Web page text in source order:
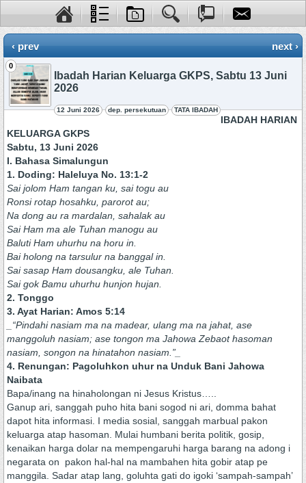
‹ prev next ›
0
Ibadah Harian Keluarga GKPS, Sabtu 13 Juni
2026
12 Juni 2026 dep. persekutuan TATA IBADAH
IBADAH HARIAN
KELUARGA GKPS
Sabtu, 13 Juni 2026
I. Bahasa Simalungun
1. Doding: Haleluya No. 13:1-2
Sai jolom Ham tangan ku, sai togu au
Ronsi rotap hosahku, parorot au;
Na dong au ra mardalan, sahalak au
Sai Ham ma ale Tuhan manogu au
Baluti Ham uhurhu na horu in.
Bai holong na tarsulur na banggal in.
Sai sasap Ham dousangku, ale Tuhan.
Sai gok Bamu uhurhu hunjon hujan.
2. Tonggo
3. Ayat Harian: Amos 5:14
_“Pindahi nasiam ma na madear, ulang ma na jahat, ase
manggoluh nasiam; ase tongon ma Jahowa Zebaot hasoman
nasiam, songon na hinatahon nasiam.”_
4. Renungan: Pagoluhkon uhur na Unduk Bani Jahowa
Naibata
Bapa/inang na hinaholongan ni Jesus Kristus…..
Ganup ari, sanggah puho hita bani sogod ni ari, domma bahat
dapot hita informasi. I media sosial, sanggah marbual pakon
keluarga atap hasoman. Mulai humbani berita politik, gosip,
kenaikan harga dolar na mempengaruhi harga barang na adong i
negarata on pakon hal-hal na mambahen hita gobir atap pe
manggila. Sadar atap lang, goluhta gati do igoki ‘sampah-sampah’